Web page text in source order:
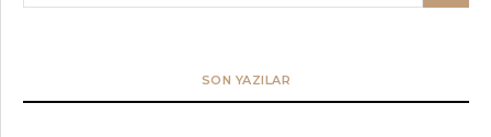
SON YAZILAR